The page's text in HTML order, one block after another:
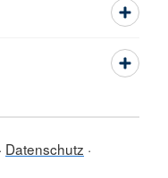
Datenschutz